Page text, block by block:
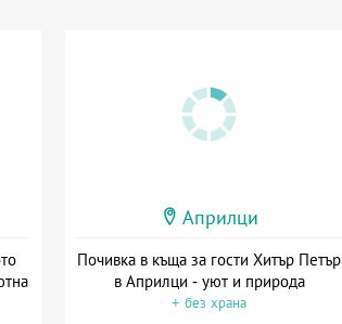
Априлци
Почивка в къща за гости Хитър Петър
в Априлци - уют и природа
+ без храна